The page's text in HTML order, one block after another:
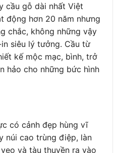
cầu gỗ dài nhất Việt
động hơn 20 năm nhưng
chắc, không những vậy
siêu lý tưởng. Cầu từ
kế mộc mạc, bình, trở
hảo cho những bức hình
có cảnh đẹp hùng vĩ
núi cao trùng điệp, làn
và tàu thuyền ra vào